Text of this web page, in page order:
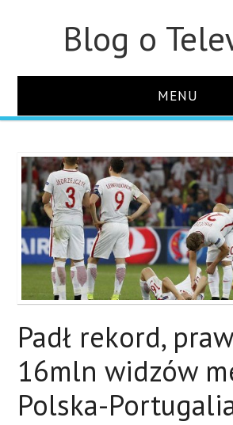
Blog o
MENU
O STRONIE
KONTAKT
Padł rekord,
16mln widzów
Polska-